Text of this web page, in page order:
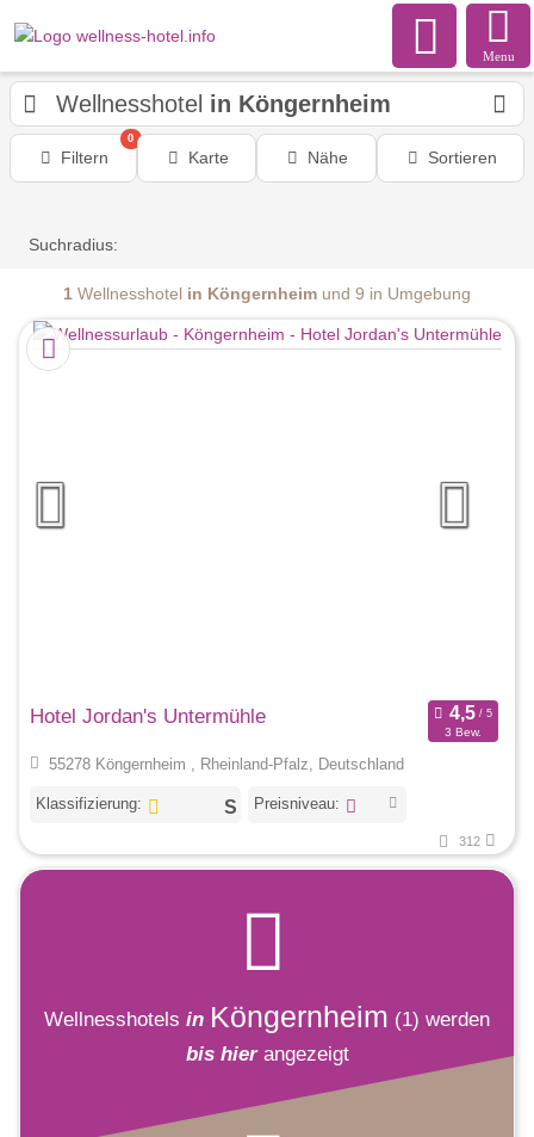
Menu
Wellnesshotel in Köngernheim
Filtern
0
Karte Nähe Sortieren
Suchradius:
1 Wellnesshotel in Köngernheim und 9 in Umgebung
Hotel Jordan's Untermühle
3 Bew.
55278 Köngernheim , Rheinland-Pfalz, Deutschland
Klassifizierung: Preisniveau:
312
Wellnesshotels in Köngernheim (1) werden
bis hierangezeigt